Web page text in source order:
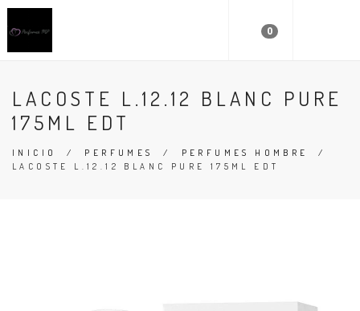
0
LACOSTE L.12.12 BLANC PURE
175ML EDT
INICIO / PERFUMES / PERFUMES HOMBRE
/
LACOSTE L.12.12 BLANC PURE 175ML EDT